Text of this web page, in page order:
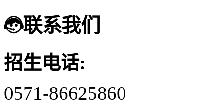
联系我们
招生电话:
0571-86625860